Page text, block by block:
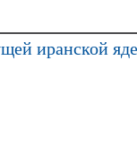
иранской